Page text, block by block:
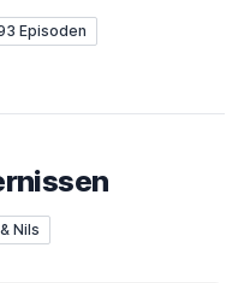
Episoden
Nils